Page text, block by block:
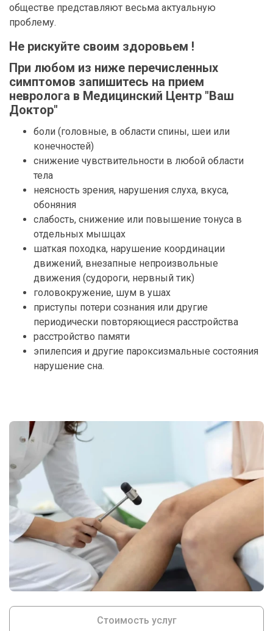
обществе представляют весьма актуальную
проблему.
Не рискуйте своим здоровьем !
При любом из ниже перечисленных
симптомов запишитесь на прием
невролога в Медицинский Центр "Ваш
Доктор"
боли (головные, в области спины, шеи или
конечностей)
снижение чувствительности в любой области
тела
неясность зрения, нарушения слуха, вкуса,
обоняния
слабость, снижение или повышение тонуса в
отдельных мышцах
шаткая походка, нарушение координации
движений, внезапные непроизвольные
движения (судороги, нервный тик)
головокружение, шум в ушах
приступы потери сознания или другие
периодически повторяющиеся расстройства
расстройство памяти
эпилепсия и другие пароксизмальные состояния
нарушение сна.
Стоимость услуг